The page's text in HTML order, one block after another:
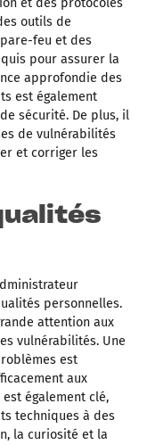
et des protocoles
outils de
feu et des
pour assurer la
approfondie des
est également
sécurité. De plus, il
de vulnérabilités
et corriger les
personnelles.
attention aux
vulnérabilités. Une
est
aux
également clé,
techniques à des
la curiosité et la